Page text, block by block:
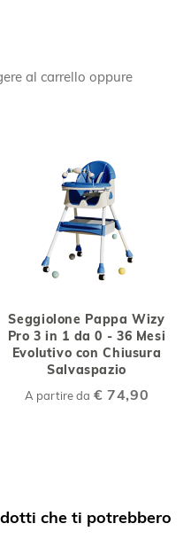
al carrello oppure
Seggiolone Pappa Wizy
Pro 3 in 1 da 0 - 36 Mesi
Evolutivo con Chiusura
Salvaspazio
A partire da € 74,90
che ti potrebbero